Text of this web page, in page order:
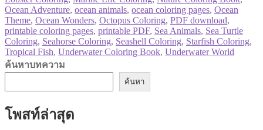
Ocean Adventure, ocean animals, ocean coloring pages, Ocean
Theme, Ocean Wonders, Octopus Coloring, PDF download,
printable coloring pages, printable PDF, Sea Animals, Sea Turtle
Coloring, Seahorse Coloring, Seashell Coloring, Starfish Coloring,
Tropical Fish, Underwater Coloring Book, Underwater World
ค้นหาบทความ
ค้นหา
โพสท์ล่าสุด